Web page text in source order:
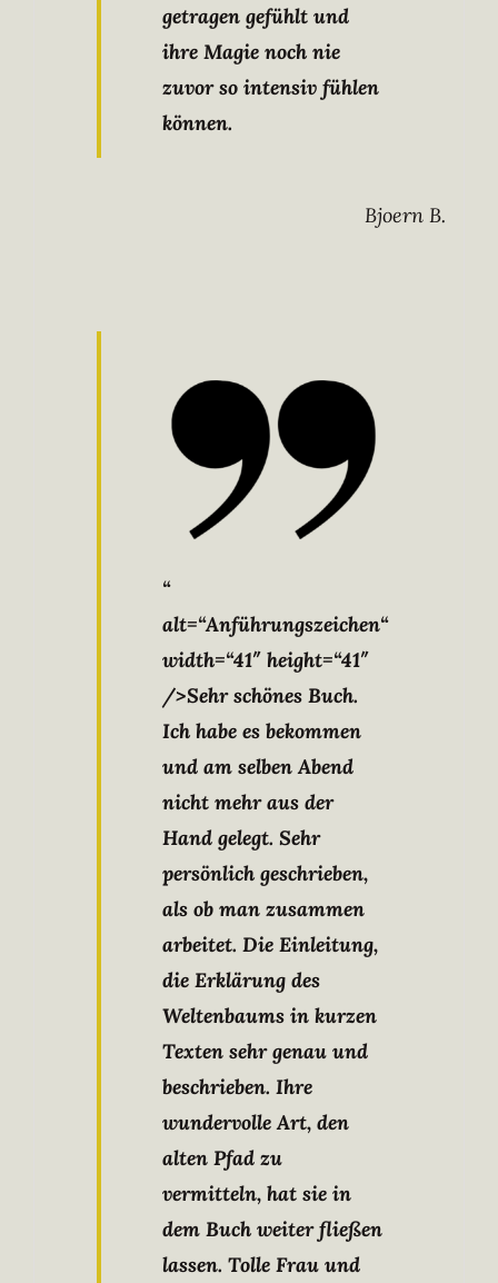
getragen gefühlt und
ihre Magie noch nie
zuvor so intensiv fühlen
können.
Bjoern B.
“
alt=“Anführungszeichen“
width=“41″ height=“41″
/>Sehr schönes Buch.
Ich habe es bekommen
und am selben Abend
nicht mehr aus der
Hand gelegt. Sehr
persönlich geschrieben,
als ob man zusammen
arbeitet. Die Einleitung,
die Erklärung des
Weltenbaums in kurzen
Texten sehr genau und
beschrieben. Ihre
wundervolle Art, den
alten Pfad zu
vermitteln, hat sie in
dem Buch weiter fließen
lassen. Tolle Frau und